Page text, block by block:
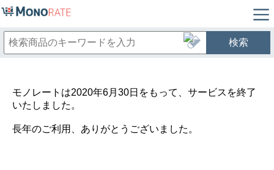
検索
モノレートは2020年6月30日をもって、サービスを終了
いたしました。
長年のご利用、ありがとうございました。